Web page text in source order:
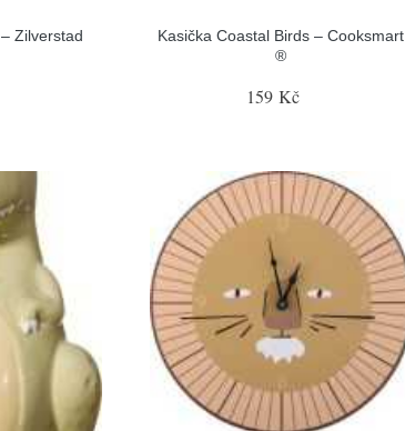
Zilverstad
Kasička Coastal Birds – Cooksmart
®
159 Kč